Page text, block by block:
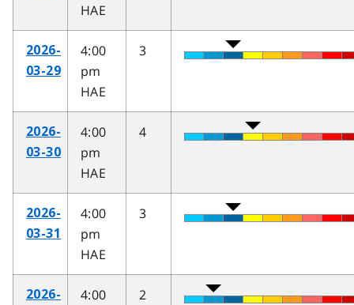
HAE
2026-
03-29
4:00
pm
HAE
3
2026-
03-30
4:00
pm
HAE
4
2026-
03-31
4:00
pm
HAE
3
2026-
4:00
2